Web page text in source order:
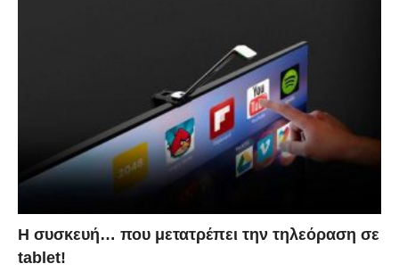
Η συσκευή… που μετατρέπει την τηλεόραση σε
tablet!